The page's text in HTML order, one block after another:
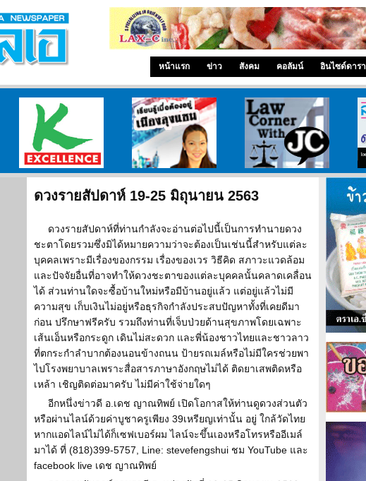
หน้าแรก ข่าว สังคม คอลัมน์ อินไซด์ดารา
ดวงรายสัปดาห์ 19-25 มิถุนายน 2563
ดวงรายสัปดาห์ที่ท่านกำลังจะอ่านต่อไปนี้เป็นการทำนายดวง
ชะตาโดยรวมซึ่งมิได้หมายความว่าจะต้องเป็นเช่นนี้สำหรับแต่ละ
บุคคลเพราะมีเรื่องของกรรม เรื่องของเวร วิธีคิด สภาวะแวดล้อม
และปัจจัยอื่นที่อาจทำให้ดวงชะตาของแต่ละบุคคลนั้นคลาดเคลื่อน
ได้ ส่วนท่านใดจะซื้อบ้านใหม่หรือมีบ้านอยู่แล้ว แต่อยู่แล้วไม่มี
ความสุข เก็บเงินไม่อยู่หรือธุรกิจกำลังประสบปัญหาทั้งที่เคยดีมา
ก่อน ปรึกษาฟรีครับ รวมถึงท่านที่เจ็บป่วยด้านสุขภาพโดยเฉพาะ
เส้นเอ็นหรือกระดูก เดินไม่สะดวก และพี่น้องชาวไทยและชาวลาว
ที่ตกระกำลำบากต้องนอนข้างถนน ป้ายรถเมล์หรือไม่มีใครช่วยพา
ไปโรงพยาบาลเพราะสื่อสารภาษาอังกฤษไม่ได้ ติดยาเสพติดหรือ
เหล้า เชิญติดต่อมาครับ ไม่มีค่าใช้จ่ายใดๆ
อีกหนึ่งข่าวดี อ.เดช ญาณทิพย์ เปิดโอกาสให้ท่านดูดวงส่วนตัว
หรือผ่านไลน์ด้วยค่าบูชาครูเพียง 39เหรียญเท่านั้น อยู่ ใกล้วัดไทย
หากแอดไลน์ไม่ได้ก็เซฟเบอร์ผม ไลน์จะขึ้นเองหรือโทรหรืออีเมล์
มาได้ ที่ (818)399-5757, Line: stevefengshui ชม YouTube และ
facebook live เดช ญาณทิพย์